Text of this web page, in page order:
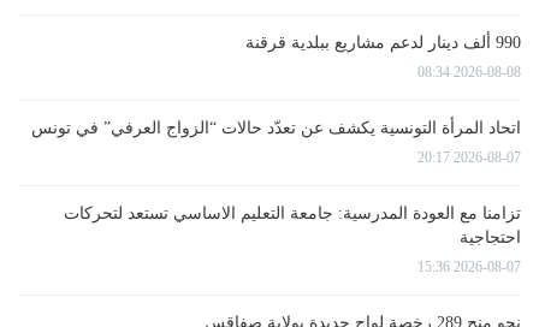
990 ألف دينار لدعم مشاريع ببلدية قرقنة
2026-08-08 08:34
اتحاد المرأة التونسية يكشف عن تعدّد حالات “الزواج العرفي” في تونس
2026-08-07 20:17
تزامنا مع العودة المدرسية: جامعة التعليم الاساسي تستعد لتحركات
احتجاجية
2026-08-07 15:36
نحو منح 289 رخصة لواج جديدة بولاية صفاقس